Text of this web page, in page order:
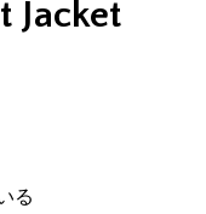
Jacket
る